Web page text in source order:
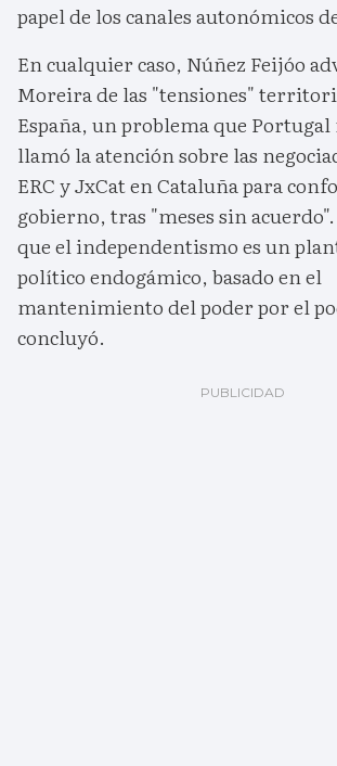
papel de los canales autonómicos
En cualquier caso, Núñez Feijóo
Moreira de las "tensiones"
España, un problema que
llamó la atención sobre las
ERC y JxCat en Cataluña para
gobierno, tras "meses sin
que el independentismo es un
político endogámico, basado en el
mantenimiento del poder por el
concluyó.